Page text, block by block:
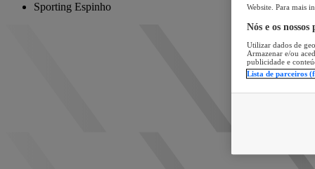
Sporting Espinho
Website. Para mais
Nós e os
Utilizar dados de
Armazenar e/ou
publicidade e
Lista de parceiros